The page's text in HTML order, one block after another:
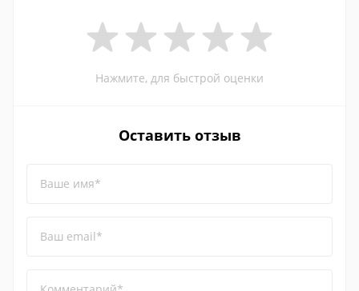
Нажмите, для быстрой оценки
Оставить отзыв
Ваше имя*
Ваш email*